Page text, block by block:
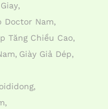
Doctor Nam
Tăng Chiều Cao
Giày Giả Dép